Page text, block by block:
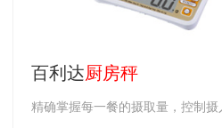
百利达厨房秤
精确掌握每一餐的摄取量，控制